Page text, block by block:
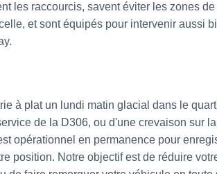
les raccourcis, savent éviter les zones
et sont équipés pour intervenir aussi
à plat un lundi matin glacial dans le
de la D306, ou d'une crevaison sur
opérationnel en permanence pour
position. Notre objectif est de réduire